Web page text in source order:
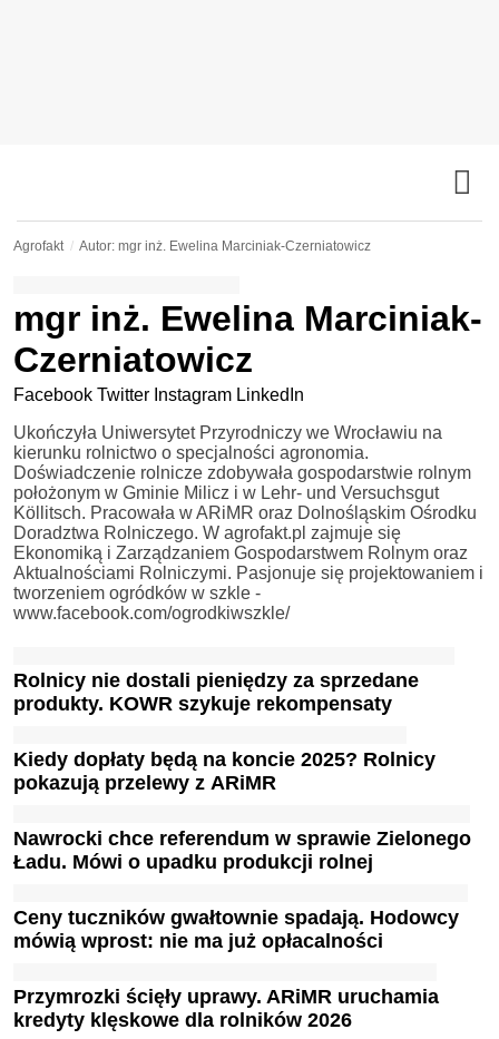
Agrofakt Autor: mgr inż. Ewelina Marciniak-Czerniatowicz
mgr inż. Ewelina Marciniak-
Czerniatowicz
Facebook Twitter Instagram LinkedIn
Ukończyła Uniwersytet Przyrodniczy we Wrocławiu na
kierunku rolnictwo o specjalności agronomia.
Doświadczenie rolnicze zdobywała gospodarstwie rolnym
położonym w Gminie Milicz i w Lehr- und Versuchsgut
Köllitsch. Pracowała w ARiMR oraz Dolnośląskim Ośrodku
Doradztwa Rolniczego. W agrofakt.pl zajmuje się
Ekonomiką i Zarządzaniem Gospodarstwem Rolnym oraz
Aktualnościami Rolniczymi. Pasjonuje się projektowaniem i
tworzeniem ogródków w szkle -
www.facebook.com/ogrodkiwszkle/
Rolnicy nie dostali pieniędzy za sprzedane
produkty. KOWR szykuje rekompensaty
Kiedy dopłaty będą na koncie 2025? Rolnicy
pokazują przelewy z ARiMR
Nawrocki chce referendum w sprawie Zielonego
Ładu. Mówi o upadku produkcji rolnej
Ceny tuczników gwałtownie spadają. Hodowcy
mówią wprost: nie ma już opłacalności
Przymrozki ścięły uprawy. ARiMR uruchamia
kredyty klęskowe dla rolników 2026